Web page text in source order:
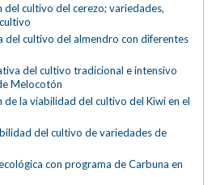
cultivo del cerezo; variedades,
del cultivo del almendro con diferentes
del cultivo tradicional e intensivo
Melocotón
la viabilidad del cultivo del Kiwi en el
del cultivo de variedades de
con programa de Carbuna en